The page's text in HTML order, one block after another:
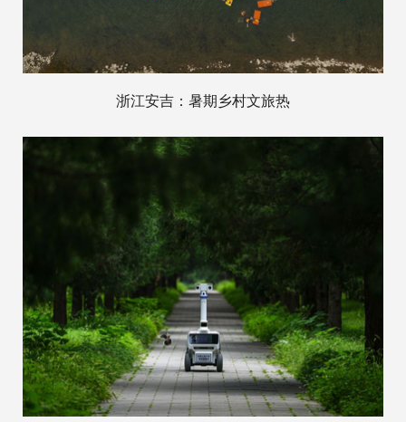
浙江安吉：暑期乡村文旅热